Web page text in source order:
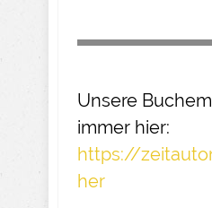
Unsere
immer hier:
https://
her